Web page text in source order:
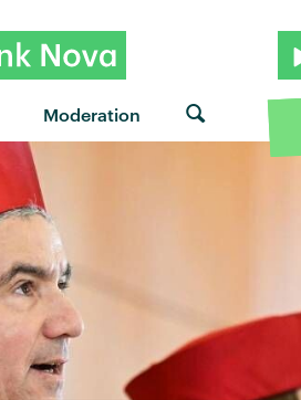
Moderation
gardener" von Courtney Barnett ·